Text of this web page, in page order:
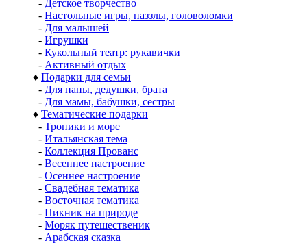
- Детское творчество
- Настольные игры, паззлы, головоломки
- Для малышей
- Игрушки
- Кукольный театр: рукавички
- Активный отдых
♦ Подарки для семьи
- Для папы, дедушки, брата
- Для мамы, бабушки, сестры
♦ Тематические подарки
- Тропики и море
- Итальянская тема
- Коллекция Прованс
- Весеннее настроение
- Осеннее настроение
- Свадебная тематика
- Восточная тематика
- Пикник на природе
- Моряк путешественик
- Арабская сказка